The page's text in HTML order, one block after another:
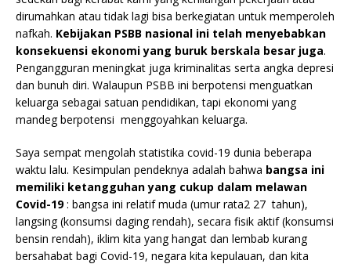
dirumahkan atau tidak lagi bisa berkegiatan untuk memperoleh
nafkah. Kebijakan PSBB nasional ini telah menyebabkan
konsekuensi ekonomi yang buruk berskala besar juga.
Pengangguran meningkat juga kriminalitas serta angka depresi
dan bunuh diri. Walaupun PSBB ini berpotensi menguatkan
keluarga sebagai satuan pendidikan, tapi ekonomi yang
mandeg berpotensi menggoyahkan keluarga.
Saya sempat mengolah statistika covid-19 dunia beberapa
waktu lalu. Kesimpulan pendeknya adalah bahwa bangsa ini
memiliki ketangguhan yang cukup dalam melawan
Covid-19: bangsa ini relatif muda (umur rata2 27 tahun),
langsing (konsumsi daging rendah), secara fisik aktif (konsumsi
bensin rendah), iklim kita yang hangat dan lembab kurang
bersahabat bagi Covid-19, negara kita kepulauan, dan kita